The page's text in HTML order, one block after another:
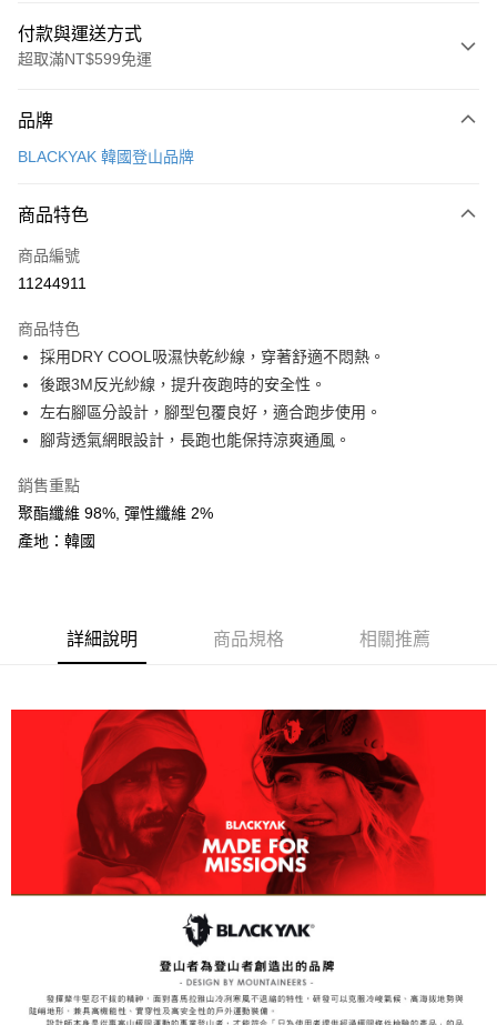
付款與運送方式
超取滿NT$599免運
信用卡一次付款
LINE Pay
Apple Pay
悠遊付
Google Pay
全盈+PAY
相關說明
【關於「AFTEE先享後付」】
AFTEE先享後付是「在收到商品之後才付款」的支付方式。 讓您購物簡單
２．訂單成立數日內，您將收到繳費通知簡訊。
３．收到繳費通知簡訊後14天內，點擊此簡訊中的連結，可透過四大超商／
ATM／網路銀行／等多元方式進行付款，方視為交易完成。
※ 請注意：結帳手續完成當下不需立刻繳費，但若您需要取消訂單，請聯絡
購買商品的店家。未經商家同意取消之訂單仍視為有效，需透過AFTEE先享
後付繳納相關費用。
※ 交易是否成功請以「AFTEE先享後付 」之結帳頁面顯示為準，若有關於
是否繳費成功／繳費後需取消欲退款等相關疑問，請聯繫「AFTEE先享後付
客戶支援中心」https://netprotections.freshdesk.com/support/home
１．透過由恩沛科技股份有限公司提供之「AFTEE先享後付」服務完成之交
權轉讓予恩沛科技股份有限公司。
２．關於個人資料處理事宜，請瀏覽以下網址：
https://aftee.tw/terms/#terms3
ATM付款
每筆NT$60，滿NT$599(含以上)免運費
每筆NT$60，滿NT$599(含以上)免運費
萊爾富取貨付款
每筆NT$60，滿NT$799(含以上)免運費
付款後萊爾富取貨
每筆NT$60，滿NT$799(含以上)免運費
每筆NT$60，滿NT$799(含以上)免運費
每筆NT$60，滿NT$799(含以上)免運費
品牌
BLACKYAK 韓國登山品牌
商品特色
商品編號
11244911
商品特色
採用DRY COOL吸濕快乾紗線，穿著舒適不悶熱。
後跟3M反光紗線，提升夜跑時的安全性。
左右腳區分設計，腳型包覆良好，適合跑步使用。
腳背透氣網眼設計，長跑也能保持涼爽通風。
銷售重點
聚酯纖維 98%, 彈性纖維 2%
產地：韓國
詳細說明 商品規格 相關推薦